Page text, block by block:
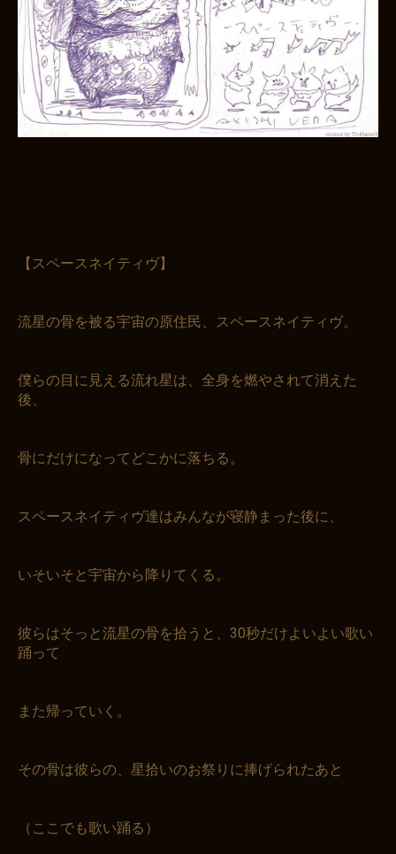
【スペースネイティヴ】
流星の骨を被る宇宙の原住民、スペースネイティヴ。
僕らの目に見える流れ星は、全身を燃やされて消えた
後、
骨にだけになってどこかに落ちる。
スペースネイティヴ達はみんなが寝静まった後に、
いそいそと宇宙から降りてくる。
彼らはそっと流星の骨を拾うと、30秒だけよいよい歌い
踊って
また帰っていく。
その骨は彼らの、星拾いのお祭りに捧げられたあと
（ここでも歌い踊る）